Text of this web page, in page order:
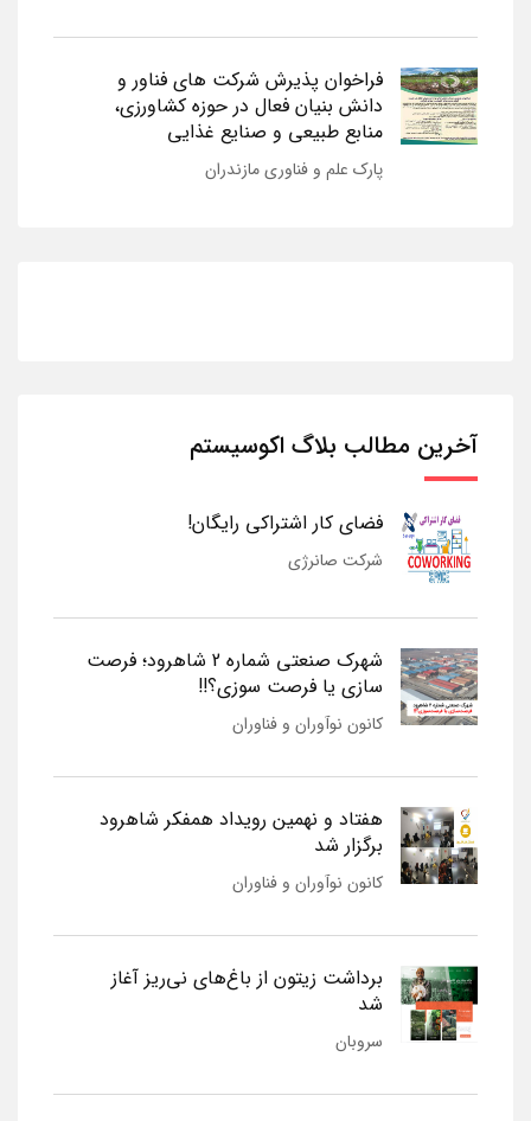
فراخوان پذیرش شرکت های فناور و
دانش بنیان فعال در حوزه کشاورزی،
منابع طبیعی و صنایع غذایی
پارک علم و فناوری مازندران
آخرین مطالب بلاگ اکوسیستم
فضای کار اشتراکی رایگان!
شرکت صانرژی
شهرک صنعتی شماره 2 شاهرود؛ فرصت
سازی یا فرصت سوزی؟!!
کانون نوآوران و فناوران
هفتاد و نهمین رویداد همفکر شاهرود
برگزار شد
کانون نوآوران و فناوران
برداشت زیتون از باغ‌های نی‌ریز آغاز
شد
سروبان